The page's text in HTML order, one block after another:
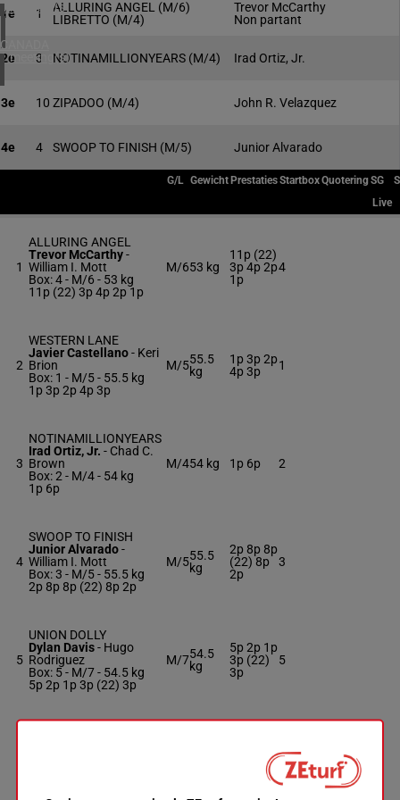
4 meeting(s)
CANADA
1 meeting(s)
1e 1 ALLURING ANGEL (M/6)
LIBRETTO (M/4)
Trevor McCarthy
Non partant
2e 3 NOTINAMILLIONYEARS (M/4) Irad Ortiz, Jr.
3e 10 ZIPADOO (M/4) John R. Velazquez
4e 4 SWOOP TO FINISH (M/5) Junior Alvarado
G/L Gewicht PrestatiesStartboxQuoteringSG
Live
1
ALLURING ANGEL
Trevor McCarthy-
William I. Mott
Box: 4 - M/6 - 53 kg
11p (22) 3p 4p 2p 1p
M/653 kg
11p (22)
3p 4p 2p
1p
4
2
WESTERN LANE
Javier Castellano- Keri
Brion
Box: 1 - M/5 - 55.5 kg
1p 3p 2p 4p 3p
M/555.5
kg
1p 3p 2p
4p 3p
1
3
NOTINAMILLIONYEARS
Irad Ortiz, Jr. - Chad C.
Brown
Box: 2 - M/4 - 54 kg
1p 6p
M/454 kg 1p 6p 2
4
SWOOP TO FINISH
Junior Alvarado-
William I. Mott
Box: 3 - M/5 - 55.5 kg
2p 8p 8p (22) 8p 2p
M/555.5
kg
2p 8p 8p
(22) 8p
2p
3
5
UNION DOLLY
Dylan Davis- Hugo
Rodriguez
Box: 5 - M/7 - 54.5 kg
5p 2p 1p 3p (22) 3p
M/754.5
kg
5p 2p 1p
3p (22)
3p
5
5p 7p 4p6